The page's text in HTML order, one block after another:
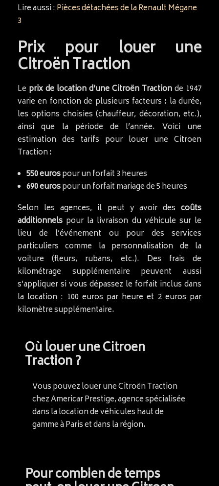
Lire aussi :Pièces détachées de la Renault Mégane
3
Prix pour louer une
Citroën Traction
Le prix de location d’une Citroën Tractionde 1947
varie en fonction de plusieurs facteurs : la durée,
les options choisies (chauffeur, décoration, etc.),
ainsi que la période de l’année. Voici une
estimation des tarifs pour louer une Citroen
Traction :
550 eurospour un forfait 3 heures
690 eurospour un forfait mariage de 5 heures
Selon les agences, il peut y avoir des coûts
additionnels pour la livraison du véhicule sur le
lieu de l’événement ou pour des services
particuliers comme la personnalisation de la
voiture (fleurs, rubans, etc.). Des frais de
kilométrage supplémentaire peuvent aussi
s’appliquer si vous dépassez le forfait inclus dans
la location : 100 euros par heure et 2 euros par
kilomètre supplémentaire.
Où louer une Citroen
Traction ?
Vous pouvez louer une Citroën Traction
chez Americar Prestige, agence spécialisée
dans la location de véhicules haut de
gamme à Paris et dans la région.
Pour combien de temps